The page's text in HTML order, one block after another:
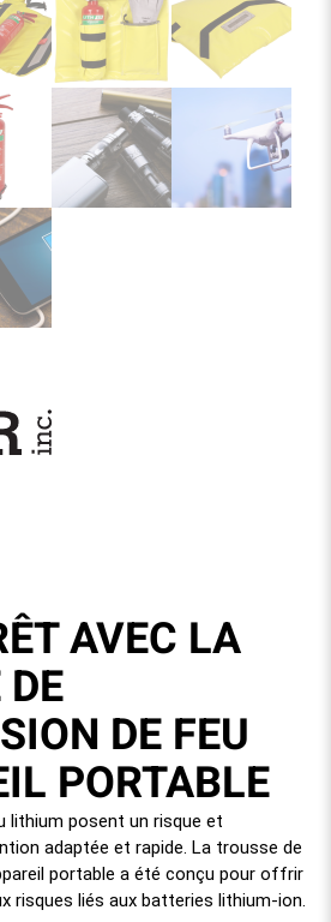
AVEC LA
DE FEU
PORTABLE
lithium posent un risque et
adaptée et rapide. La trousse de
portable a été conçu pour offrir
risques liés aux batteries lithium-ion.